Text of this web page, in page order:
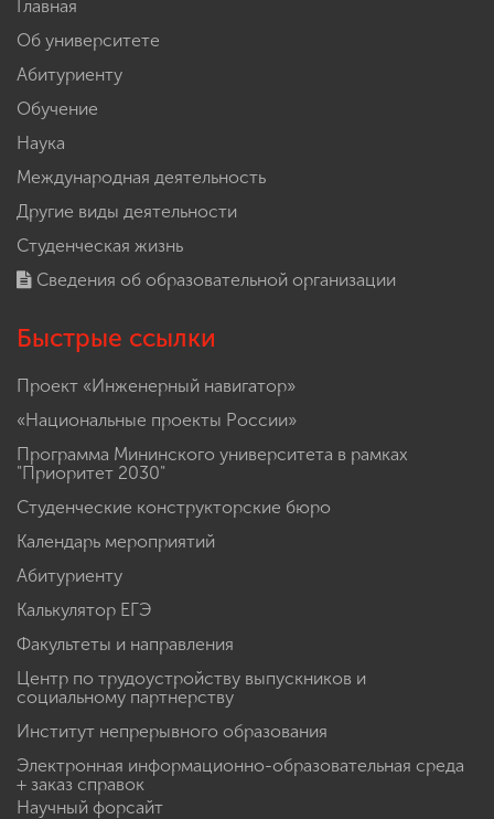
Главная
Об университете
Абитуриенту
Обучение
Наука
Международная деятельность
Другие виды деятельности
Студенческая жизнь
Сведения об образовательной организации
Быстрые ссылки
Проект «Инженерный навигатор»
«Национальные проекты России»
Программа Мининского университета в рамках
"Приоритет 2030"
Студенческие конструкторские бюро
Календарь мероприятий
Абитуриенту
Калькулятор ЕГЭ
Факультеты и направления
Центр по трудоустройству выпускников и
социальному партнерству
Институт непрерывного образования
Электронная информационно-образовательная среда
+ заказ справок
Научный форсайт